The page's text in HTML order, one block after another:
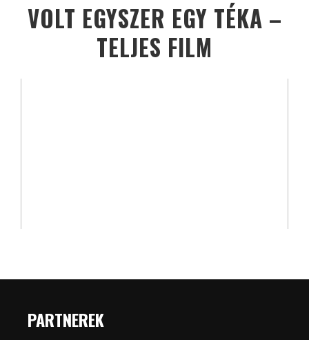
VOLT EGYSZER EGY TÉKA –
TELJES FILM
PARTNEREK